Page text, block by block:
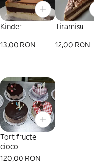
Kinder
13,00 RON
Tiramisu
12,00 RON
Tort fructe -
cioco
120,00 RON